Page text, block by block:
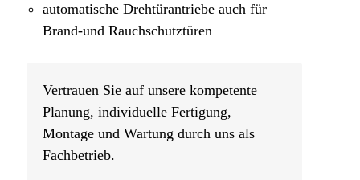
automatische Drehtürantriebe auch für
Brand-und Rauchschutztüren
Vertrauen Sie auf unsere kompetente
Planung, individuelle Fertigung,
Montage und Wartung durch uns als
Fachbetrieb.